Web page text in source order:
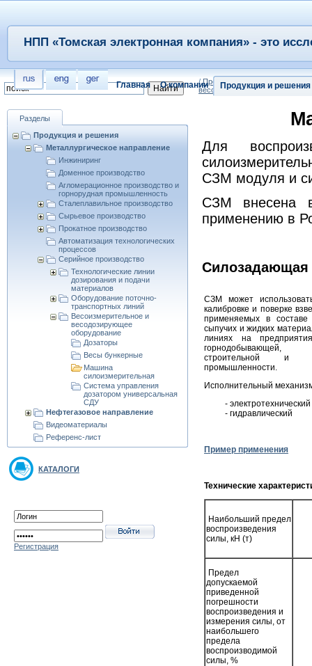
Главная О компании Продукция и решения
НПП «Томская электронная компания» - это
Разделы
Продукция и решения
Металлургическое направление
Инжиниринг
Доменное производство
Агломерационное производство и
горнорудная промышленность
Сталеплавильное производство
Сырьевое производство
Прокатное производство
Автоматизация технологических
процессов
Серийное производство
Технологические линии
дозирования и подачи
материалов
Оборудование поточно-
транспортных линий
Весоизмерительное и
весодозирующее
оборудование
Дозаторы
Весы бункерные
Машина
силоизмерительная
Система управления
дозатором универсальная
СДУ
Нефтегазовое направление
Видеоматериалы
Референс-лист
КАТАЛОГИ
Регистрация
/Продукция и решения
весодозирующее оборудование
Для
СЗМ модуля и
СЗМ внесена
применению в
Силозадающая
СЗМ может
калибровке и поверке
применяемых в составе
сыпучих и жидких
линиях на
горнодобывающей,
строительной и
промышленности.
Исполнительный
- электротехнический
- гидравлический
Пример применения
Технические
Наибольший предел
воспроизведения
силы, кН (т)
Предел
допускаемой
приведенной
погрешности
воспроизведения и
измерения силы, от
наибольшего
предела
воспроизводимой
силы, %